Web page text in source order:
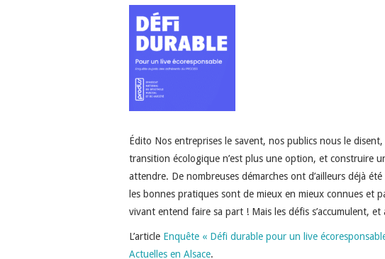
Édito Nos entreprises le savent, nos publics nous le
transition écologique n’est plus une option, et construire
attendre. De nombreuses démarches ont d’ailleurs déjà
les bonnes pratiques sont de mieux en mieux connues et
vivant entend faire sa part ! Mais les défis s’accumulent,
L’article Enquête « Défi durable pour un live
Actuelles en Alsace.